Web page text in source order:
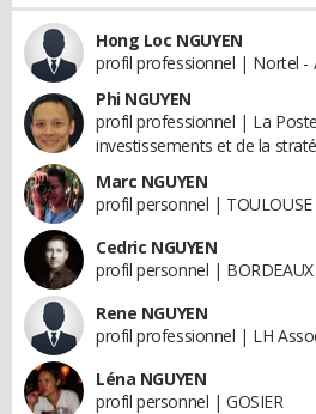
Hong Loc NGUYEN
profil professionnel | Nortel -
Phi NGUYEN
profil professionnel | La
investissements et de la
Marc NGUYEN
profil personnel | TOULOUSE
Cedric NGUYEN
profil personnel | BORDEAUX
Rene NGUYEN
profil professionnel | LH
Léna NGUYEN
profil personnel | GOSIER